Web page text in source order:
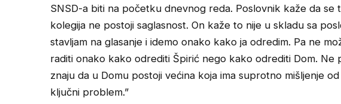
SNSD-a biti na početku dnevnog reda. Poslovnik kaže da se
kolegija ne postoji saglasnost. On kaže to nije u skladu sa
stavljam na glasanje i idemo onako kako ja odredim. Pa ne
raditi onako kako odrediti Špirić nego kako odrediti Dom. Ne
znaju da u Domu postoji većina koja ima suprotno mišljenje
ključni problem.”